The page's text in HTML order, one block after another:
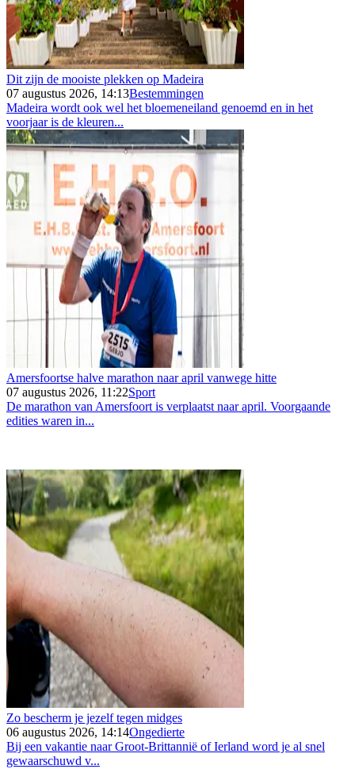
Dit zijn de mooiste plekken op Madeira
07 augustus 2026, 14:13Bestemmingen
Madeira wordt ook wel het bloemeneiland genoemd en in het
voorjaar is de kleuren...
Amersfoortse halve marathon naar april vanwege hitte
07 augustus 2026, 11:22Sport
De marathon van Amersfoort is verplaatst naar april. Voorgaande
edities waren in...
Zo bescherm je jezelf tegen midges
06 augustus 2026, 14:14Ongedierte
Bij een vakantie naar Groot-Brittannië of Ierland word je al snel
gewaarschuwd v...